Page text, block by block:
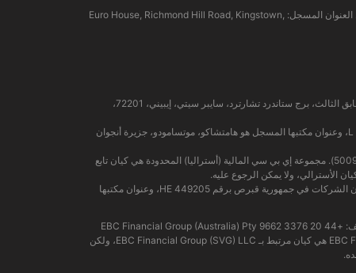
EBC Financial Group (SVG) LLC: مرخصة من قبل هيئة الخدمات المالية في سانت فينسنت وجزر غرينادين (SVGFSA). رقم تسجيل الشركة: 353 LLC 2020. العنوان المسجل: Euro House, Richmond Hill Road, Kingstown,
شركة إي بي سي المالية (MU) المحدودة مرخصة ومنظمة من قبل هيئة الخدمات المالية في موريشيوس (رقم الترخيص GB24203273)، وعنوانها المسجل هو الطابق الثالث، برج ستاندرد تشارترد، سايبر سيتي، إيبيني، 72201،
شركة إي بي سي المالية (جزر القمر) المحدودة مرخصة من قبل هيئة التمويل الخارجي في جزيرة أنجوان المستقلة، اتحاد جزر القمر، برقم الترخيص L 15637/EFGC، وعنوان مكتبها المسجل هو هامتشاكو، موتسامودو، جزيرة أنجوان
شركة إي بي سي المالية (أستراليا) المحدودة (رقم ACN: 619 073 237) مرخصة ومنظمة من قبل هيئة الأوراق المالية والاستثمارات الأسترالية (رقم الترخيص: 500991). مجموعة إي بي سي المالية (أستراليا) المحدودة هي كيان تابع
تُسهّل مجموعة إي بي سي (قبرص) المحدودة خدمات الدفع للكيانات المرخصة والخاضعة للتنظيم ضمن هيكل مجموعة إي بي سي المالية، وهي مسجلة بموجب قانون الشركات في جمهورية قبرص برقم HE 449205، وعنوان مكتبها
الهاتف: +44 20 3376 9662 EBC Financial Group (Australia) Pty
Ltd (ACN: 619 073 237): مرخصة وخاضعة للتنظيم من قبل لجنة الأوراق المالية والاستثمارات الأسترالية (رقم: 500991). EBC Financial Group (Australia) Pty Ltd هي كيان مرتبط بـ EBC Financial Group (SVG) LLC، ولكن